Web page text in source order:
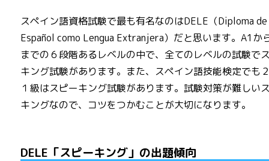
スペイン語資格試験で最も有名なのはDELE（Diploma de
Español como Lengua Extranjera）だと思います。A1か
までの６段階あるレベルの中で、全てのレベルの試験で
キング試験があります。また、スペイン語技能検定でも
１級はスピーキング試験があります。試験対策が難しい
キングなので、コツをつかむことが大切になります。
DELE「スピーキング」の出題傾向